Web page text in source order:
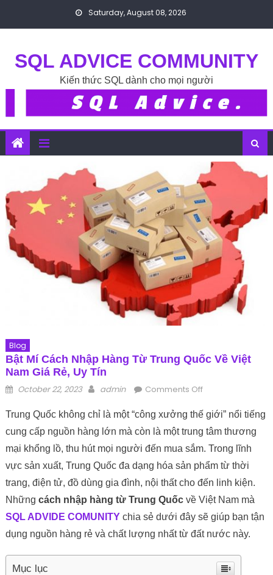
Saturday, August 08, 2026
SQL ADVICE COMMUNITY
Kiến thức SQL dành cho mọi người
Blog
Bật Mí Cách Nhập Hàng Từ Trung Quốc Về Việt
Nam Giá Rẻ, Uy Tín
Posted on
October 22, 2023 Author
admin Comments Offon Bật Mí Cách
Trung Quốc Về
Việt Nam Giá Rẻ,
Uy Tín
Trung Quốc không chỉ là một “công xưởng thế giới” nổi tiếng
cung cấp nguồn hàng lớn mà còn là một trung tâm thương
mại khổng lồ, thu hút mọi người đến mua sắm. Trong lĩnh
vực sản xuất, Trung Quốc đa dạng hóa sản phẩm từ thời
trang, điện tử, đồ dùng gia đình, nội thất cho đến linh kiện.
Những cách nhập hàng từ Trung Quốcvề Việt Nam mà
SQL ADVIDE COMUNITYchia sẻ dưới đây sẽ giúp bạn tận
dụng nguồn hàng rẻ và chất lượng nhất từ đất nước này.
Mục lục